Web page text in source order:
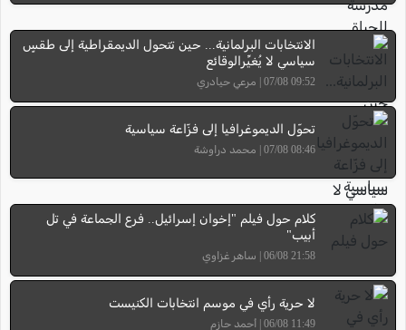
الانتخابات البرلمانية... حين تتحول الديمقراطية إلى طقسٍ
سياسي لا يُغيِّرالوقائع
09:52 07/08 | مرعي حيادري
تحوّل الديموغرافيا إلى فزّاعة سياسية
08:46 07/08 | محمد دراوشة
كلام حول فيلم "إخوان إسرائيل.. فرع الجماعة في تل
أبيب"
21:58 06/08 | ساهر غزاوي
لا حرية رأي في موسم انتخابات الكنيست
11:49 06/08 | أحمد حازم